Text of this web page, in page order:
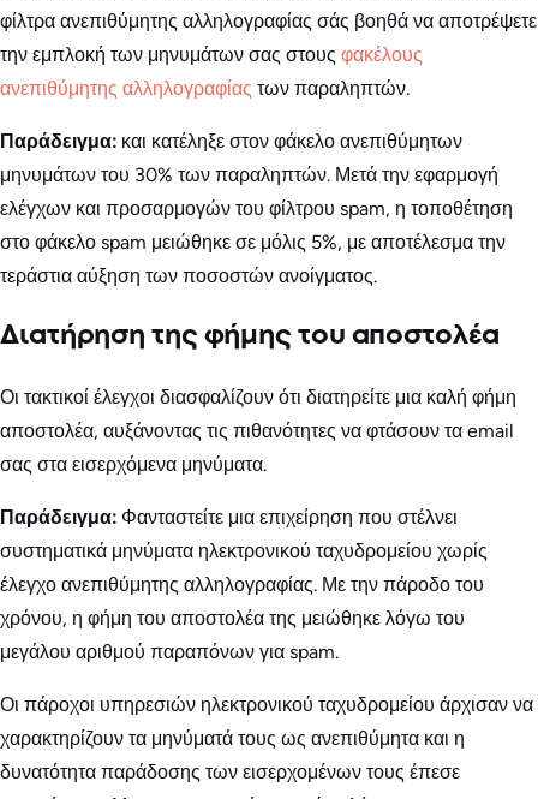
φίλτρα ανεπιθύμητης αλληλογραφίας σάς βοηθά να αποτρέψετε
την εμπλοκή των μηνυμάτων σας στους φακέλους
ανεπιθύμητης αλληλογραφίας των παραληπτών.
Παράδειγμα: και κατέληξε στον φάκελο ανεπιθύμητων
μηνυμάτων του 30% των παραληπτών. Μετά την εφαρμογή
ελέγχων και προσαρμογών του φίλτρου spam, η τοποθέτηση
στο φάκελο spam μειώθηκε σε μόλις 5%, με αποτέλεσμα την
τεράστια αύξηση των ποσοστών ανοίγματος.
Διατήρηση της φήμης του αποστολέα
Οι τακτικοί έλεγχοι διασφαλίζουν ότι διατηρείτε μια καλή φήμη
αποστολέα, αυξάνοντας τις πιθανότητες να φτάσουν τα email
σας στα εισερχόμενα μηνύματα.
Παράδειγμα: Φανταστείτε μια επιχείρηση που στέλνει
συστηματικά μηνύματα ηλεκτρονικού ταχυδρομείου χωρίς
έλεγχο ανεπιθύμητης αλληλογραφίας. Με την πάροδο του
χρόνου, η φήμη του αποστολέα της μειώθηκε λόγω του
μεγάλου αριθμού παραπόνων για spam.
Οι πάροχοι υπηρεσιών ηλεκτρονικού ταχυδρομείου άρχισαν να
χαρακτηρίζουν τα μηνύματά τους ως ανεπιθύμητα και η
δυνατότητα παράδοσης των εισερχομένων τους έπεσε